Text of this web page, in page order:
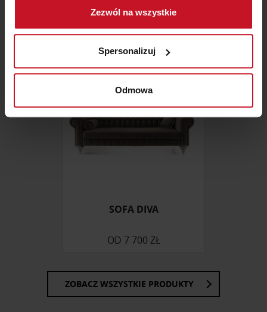
geograficznej z dokładnością nawet do kilku metrów
Identyfikować Twoje urządzenie, aktywnie
(fingerprinting, czyli wirtualny odcisk palca)
Dowiedz się więcej odnośnie tego, jak Twoje osobiste
dane są przetwarzane oraz ustaw własne preferencje w
zmienić lub wycofać swoją zgodę w dowolnej chwili.
Wykorzystujemy pliki cookie do spersonalizowania treści
Partnerzy mogą połączyć te informacje z innymi danymi
korzystania z ich usług.
Zezwól na wszystkie
Spersonalizuj
Odmowa
ZAPYTAJ O CENĘ W SALONIE
SOFA DIVA
OD 7 700 ZŁ
ZOBACZ WSZYSTKIE PRODUKTY